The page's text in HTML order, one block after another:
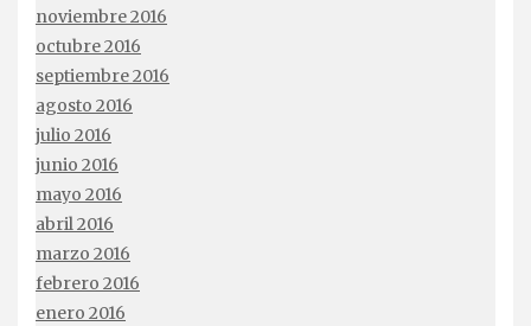
noviembre 2016
octubre 2016
septiembre 2016
agosto 2016
julio 2016
junio 2016
mayo 2016
abril 2016
marzo 2016
febrero 2016
enero 2016